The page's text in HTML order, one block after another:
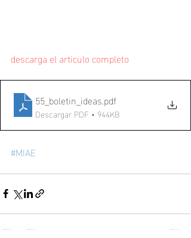
descarga el articulo completo
55_boletin_ideas.pdf
Descargar PDF • 944KB
#MIAE